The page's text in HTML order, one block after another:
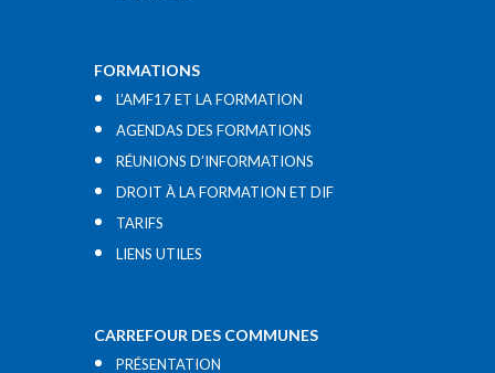
FORMATIONS
L’AMF17 ET LA FORMATION
AGENDAS DES FORMATIONS
RÉUNIONS D’INFORMATIONS
DROIT À LA FORMATION ET DIF
TARIFS
LIENS UTILES​
CARREFOUR DES COMMUNES
PRÉSENTATION